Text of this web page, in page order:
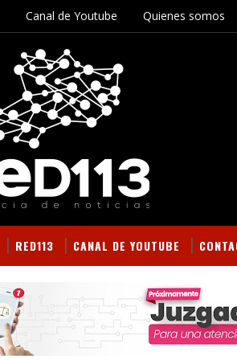
Canal de Youtube Quienes somos
RED113 CANAL DE YOUTUBE